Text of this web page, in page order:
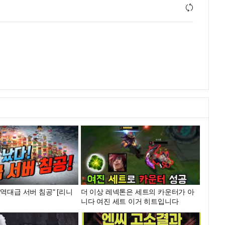
대급 서버 침공" [리니
더 이상 레넥톤은 세트의 카운터가 아
니다 여진 세트 이거 히트입니다